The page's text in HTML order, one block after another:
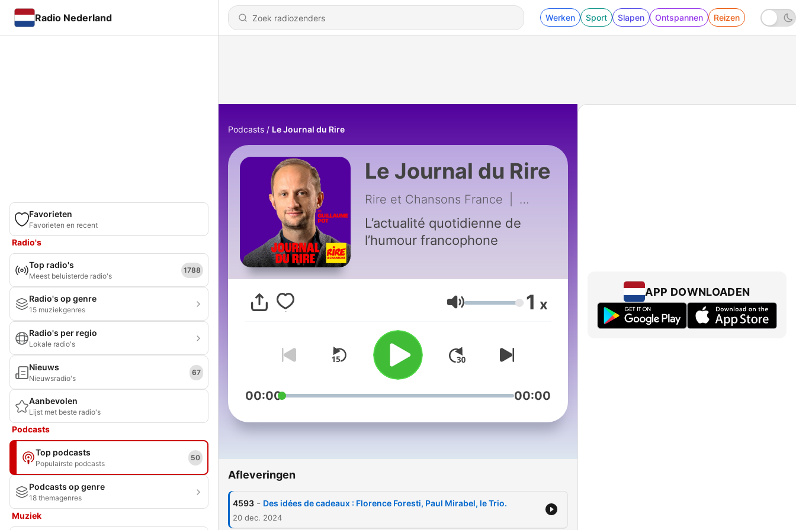
Radio Nederland Werken Sport Slapen Ontspannen Reizen
Favorieten
Favorieten en recent
Radio's
Top radio's
Meest beluisterde radio's
1788
Radio's op genre
15 muziekgenres
Radio's per regio
Lokale radio's
Nieuws
Nieuwsradio's
67
Aanbevolen
Lijst met beste radio's
Podcasts
Top podcasts
Populairste podcasts
50
Podcasts op genre
18 themagenres
Muziek
Podcasts Le Journal du Rire
Le Journal du Rire
Rire et Chansons France 4593 - Des idées de cadeaux : Florence
L’actualité quotidienne de
l’humour francophone
Volume 1 x
00:00 00:00
Afleveringen
4593 - Des idées de cadeaux : Florence Foresti, Paul Mirabel, le Trio.
20 dec. 2024
APP DOWNLOADEN